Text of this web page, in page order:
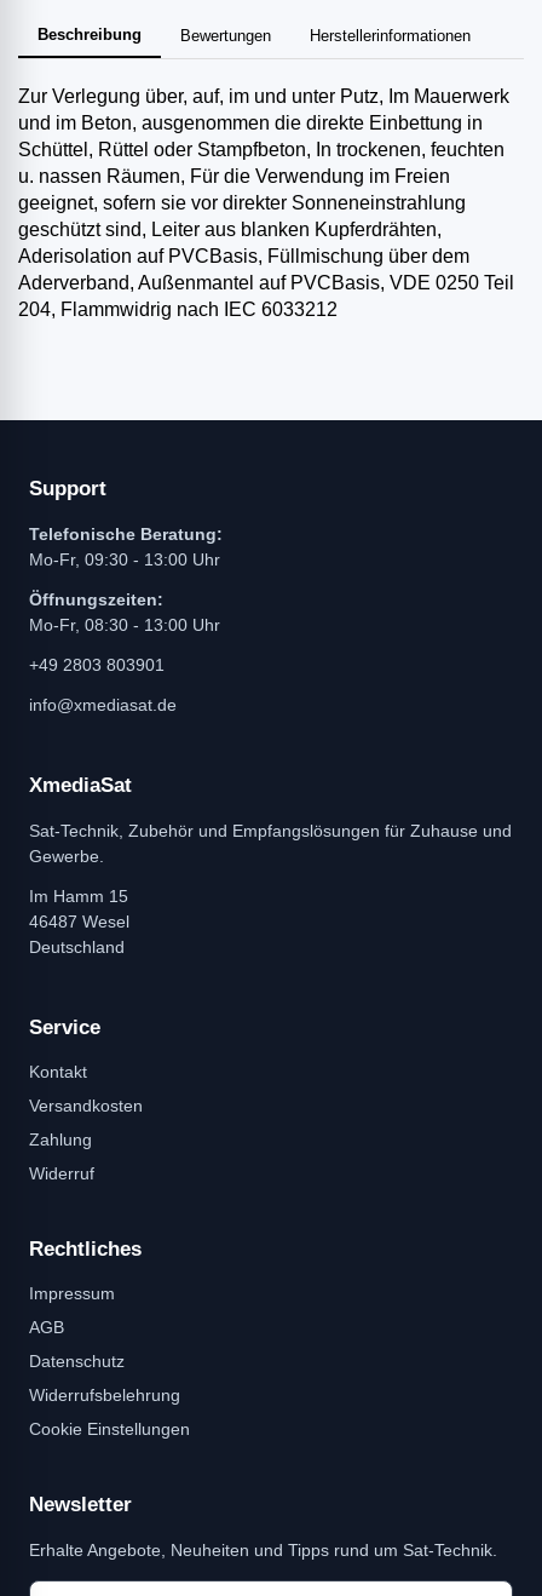
Beschreibung Bewertungen Herstellerinformationen
Zur Verlegung über, auf, im und unter Putz, Im Mauerwerk
und im Beton, ausgenommen die direkte Einbettung in
Schüttel­, Rüttel­ oder Stampfbeton, In trockenen, feuchten
u. nassen Räumen, Für die Verwendung im Freien
geeignet, sofern sie vor direkter Sonneneinstrahlung
geschützt sind, Leiter aus blanken Kupferdrähten,
Aderisolation auf PVC­Basis, Füllmischung über dem
Aderverband, Außenmantel auf PVC­Basis, VDE 0250 Teil
204, Flammwidrig nach IEC 60332­1­2
Support
Telefonische Beratung:
Mo-Fr, 09:30 - 13:00 Uhr
Öffnungszeiten:
Mo-Fr, 08:30 - 13:00 Uhr
+49 2803 803901
info@xmediasat.de
XmediaSat
Sat-Technik, Zubehör und Empfangslösungen für Zuhause und
Gewerbe.
Im Hamm 15
46487 Wesel
Deutschland
Service
Kontakt
Versandkosten
Zahlung
Widerruf
Rechtliches
Impressum
AGB
Datenschutz
Widerrufsbelehrung
Cookie Einstellungen
Newsletter
Erhalte Angebote, Neuheiten und Tipps rund um Sat-Technik.